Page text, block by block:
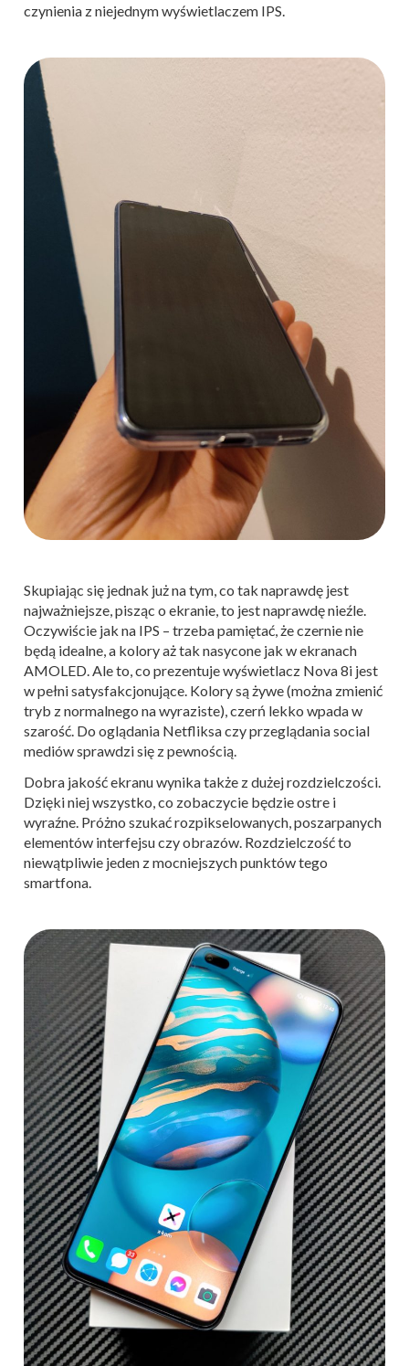
czynienia z niejednym wyświetlaczem IPS.
Skupiając się jednak już na tym, co tak naprawdę jest
najważniejsze, pisząc o ekranie, to jest naprawdę nieźle.
Oczywiście jak na IPS – trzeba pamiętać, że czernie nie
będą idealne, a kolory aż tak nasycone jak w ekranach
AMOLED. Ale to, co prezentuje wyświetlacz Nova 8i jest
w pełni satysfakcjonujące. Kolory są żywe (można zmienić
tryb z normalnego na wyraziste), czerń lekko wpada w
szarość. Do oglądania Netfliksa czy przeglądania social
mediów sprawdzi się z pewnością.
Dobra jakość ekranu wynika także z dużej rozdzielczości.
Dzięki niej wszystko, co zobaczycie będzie ostre i
wyraźne. Próżno szukać rozpikselowanych, poszarpanych
elementów interfejsu czy obrazów. Rozdzielczość to
niewątpliwie jeden z mocniejszych punktów tego
smartfona.